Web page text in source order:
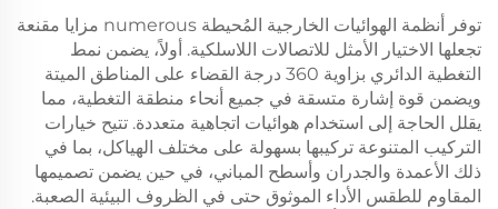
توفر أنظمة الهوائيات الخارجية المُحيطة numerous مزايا مقنعة
تجعلها الاختيار الأمثل للاتصالات اللاسلكية. أولاً، يضمن نمط
التغطية الدائري بزاوية 360 درجة القضاء على المناطق الميتة
ويضمن قوة إشارة متسقة في جميع أنحاء منطقة التغطية، مما
يقلل الحاجة إلى استخدام هوائيات اتجاهية متعددة. تتيح خيارات
التركيب المتنوعة تركيبها بسهولة على مختلف الهياكل، بما في
ذلك الأعمدة والجدران وأسطح المباني، في حين يضمن تصميمها
المقاوم للطقس الأداء الموثوق حتى في الظروف البيئية الصعبة.